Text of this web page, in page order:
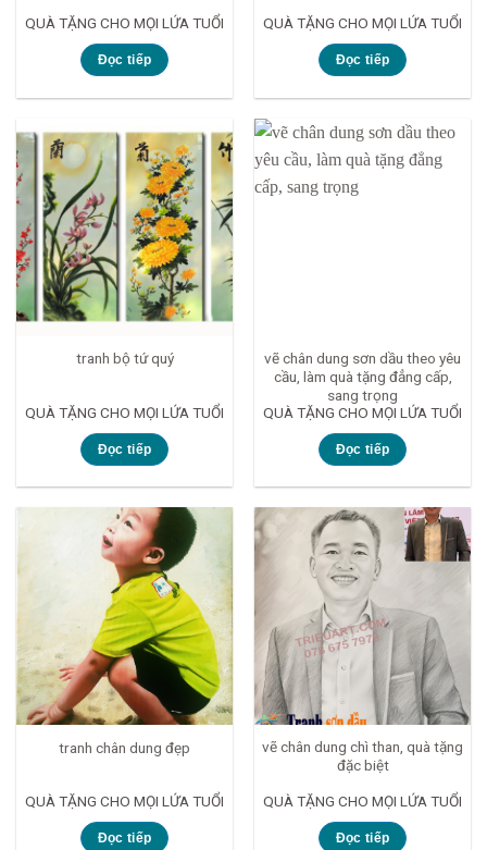
QUÀ TẶNG CHO MỌI LỨA TUỔI
Đọc tiếp
QUÀ TẶNG CHO MỌI LỨA TUỔI
Đọc tiếp
tranh bộ tứ quý
QUÀ TẶNG CHO MỌI LỨA TUỔI
Đọc tiếp
vẽ chân dung sơn dầu theo yêu
cầu, làm quà tặng đẳng cấp,
sang trọng
QUÀ TẶNG CHO MỌI LỨA TUỔI
Đọc tiếp
tranh chân dung đẹp
QUÀ TẶNG CHO MỌI LỨA TUỔI
Đọc tiếp
vẽ chân dung chì than, quà tặng
đặc biệt
QUÀ TẶNG CHO MỌI LỨA TUỔI
Đọc tiếp